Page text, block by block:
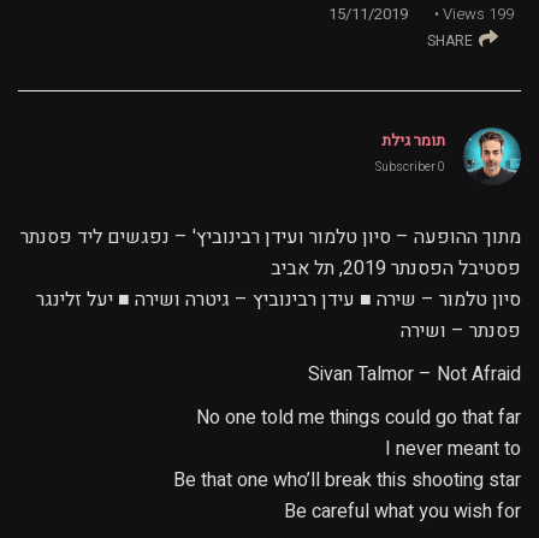
199
Views
15/11/2019
SHARE
תומר גילת
0 Subscriber
מתוך ההופעה – סיון טלמור ועידן רבינוביץ' – נפגשים ליד פסנתר
פסטיבל הפסנתר 2019, תל אביב
סיון טלמור – שירה ■ עידן רבינוביץ – גיטרה ושירה ■ יעל זלינגר
פסנתר – ושירה
Sivan Talmor – Not Afraid
No one told me things could go that far
I never meant to
Be that one who’ll break this shooting star
Be careful what you wish for